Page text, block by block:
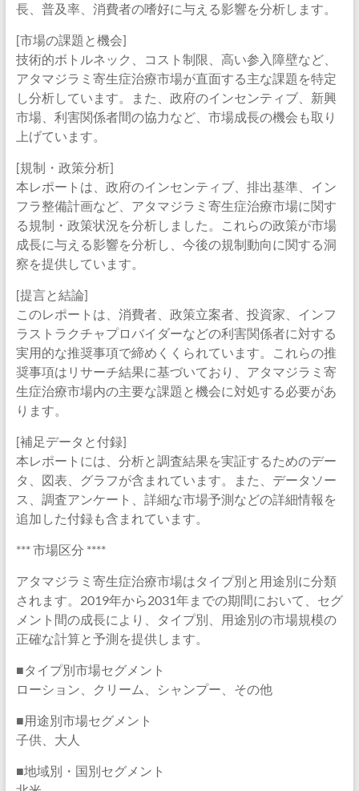
長、普及率、消費者の嗜好に与える影響を分析します。
[市場の課題と機会]
技術的ボトルネック、コスト制限、高い参入障壁など、
アタマジラミ寄生症治療市場が直面する主な課題を特定
し分析しています。また、政府のインセンティブ、新興
市場、利害関係者間の協力など、市場成長の機会も取り
上げています。
[規制・政策分析]
本レポートは、政府のインセンティブ、排出基準、イン
フラ整備計画など、アタマジラミ寄生症治療市場に関す
る規制・政策状況を分析しました。これらの政策が市場
成長に与える影響を分析し、今後の規制動向に関する洞
察を提供しています。
[提言と結論]
このレポートは、消費者、政策立案者、投資家、インフ
ラストラクチャプロバイダーなどの利害関係者に対する
実用的な推奨事項で締めくくられています。これらの推
奨事項はリサーチ結果に基づいており、アタマジラミ寄
生症治療市場内の主要な課題と機会に対処する必要があ
ります。
[補足データと付録]
本レポートには、分析と調査結果を実証するためのデー
タ、図表、グラフが含まれています。また、データソー
ス、調査アンケート、詳細な市場予測などの詳細情報を
追加した付録も含まれています。
*** 市場区分 ****
アタマジラミ寄生症治療市場はタイプ別と用途別に分類
されます。2019年から2031年までの期間において、セグ
メント間の成長により、タイプ別、用途別の市場規模の
正確な計算と予測を提供します。
■タイプ別市場セグメント
ローション、クリーム、シャンプー、その他
■用途別市場セグメント
子供、大人
■地域別・国別セグメント